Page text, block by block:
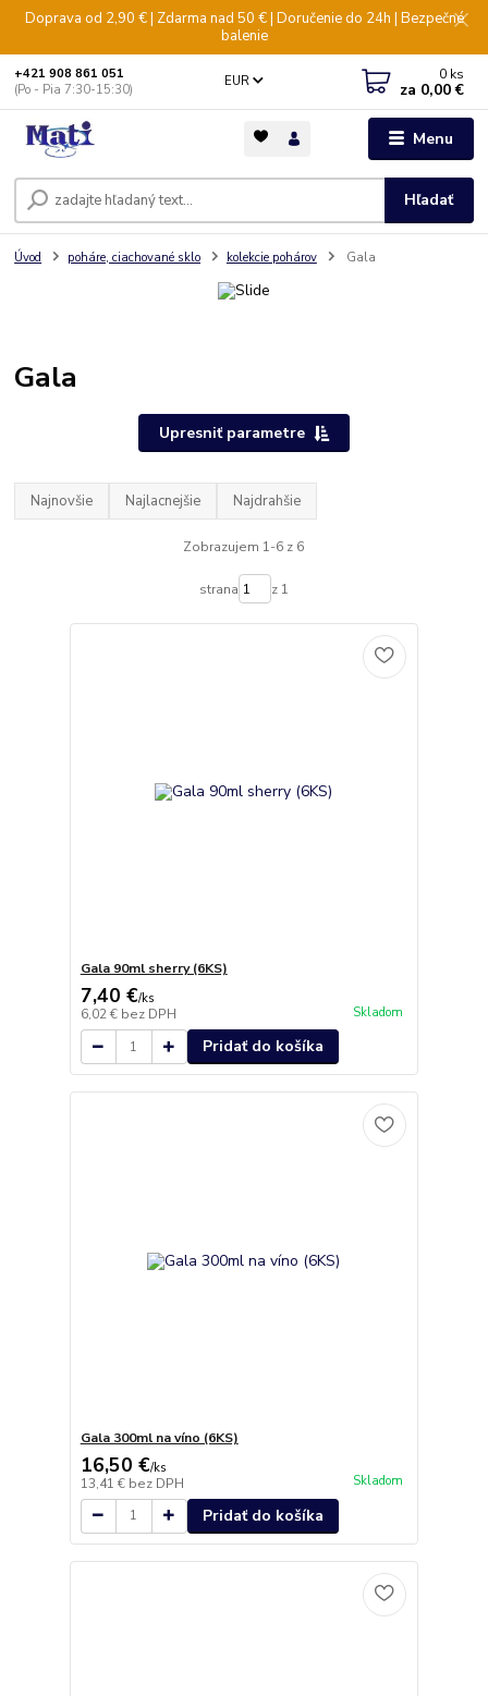
Doprava od 2,90 € | Zdarma nad 50 € | Doručenie do 24h | Bezpečné
balenie
Menu
EUR
Hľadať
+421 908 861 051
(Po - Pia 7:30-15:30)
0 ks
za 0,00 €
Úvod poháre, ciachované sklo kolekcie pohárov Gala
Gala
Upresniť parametre
Najnovšie Najlacnejšie Najdrahšie
Zobrazujem 1-6 z 6
strana z 1
Gala 90ml sherry (6KS)
7,40 €/ks
6,02 € bez DPH Skladom
Pridať do košíka
Gala 300ml na víno (6KS)
16,50 €/ks
13,41 € bez DPH Skladom
Pridať do košíka